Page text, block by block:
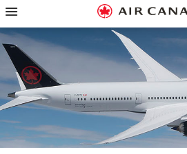
Passez
la
page
d'accueil
Passer
la
navigation
principale
Passer
contenu
Passez
champ
de
recherche
Passer
liens
en
bas
de
page
Passer
plan
du
site
Passer
Pour
nous
joindre